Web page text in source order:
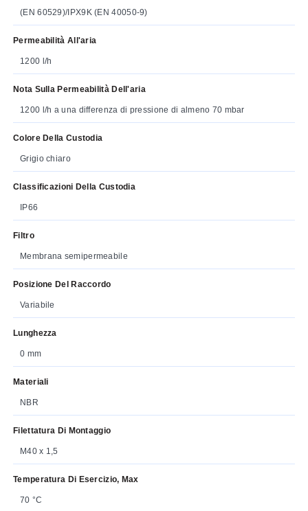
(EN 60529)/IPX9K (EN 40050-9)
Permeabilità All'aria
1200 l/h
Nota Sulla Permeabilità Dell'aria
1200 l/h a una differenza di pressione di almeno 70 mbar
Colore Della Custodia
Grigio chiaro
Classificazioni Della Custodia
IP66
Filtro
Membrana semipermeabile
Posizione Del Raccordo
Variabile
Lunghezza
0 mm
Materiali
NBR
Filettatura Di Montaggio
M40 x 1,5
Temperatura Di Esercizio, Max
70 °C